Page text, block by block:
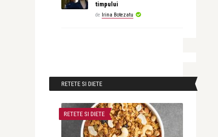
timpului
de Irina Botezatu
RETETE SI DIETE
RETETE SI DIETE